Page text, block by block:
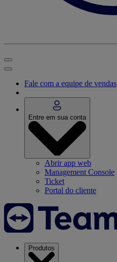
Fale com a equipe de vendas
Entre em sua conta
Abrir app web
Management Console
Ticket
Portal do cliente
Produtos